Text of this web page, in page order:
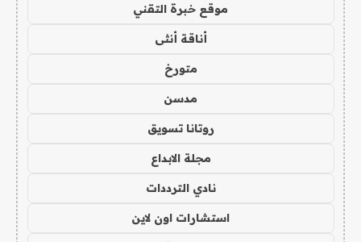
موقع خبرة التقني
أناقة أنثى
متورخ
مدسن
روتانا تسويق
مجلة الابداع
نادي الترددات
استشارات اون لاين